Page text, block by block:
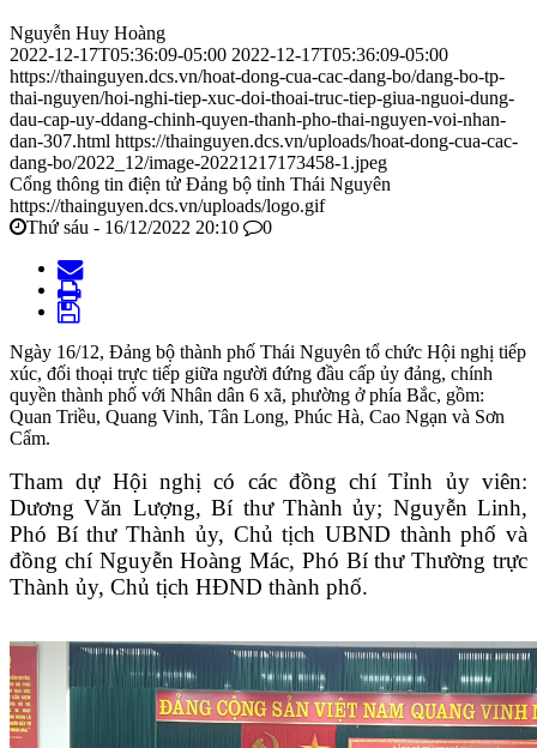
Nguyễn Huy Hoàng
2022-12-17T05:36:09-05:00 2022-12-17T05:36:09-05:00
https://thainguyen.dcs.vn/hoat-dong-cua-cac-dang-bo/dang-bo-tp-
thai-nguyen/hoi-nghi-tiep-xuc-doi-thoai-truc-tiep-giua-nguoi-dung-
dau-cap-uy-ddang-chinh-quyen-thanh-pho-thai-nguyen-voi-nhan-
dan-307.html https://thainguyen.dcs.vn/uploads/hoat-dong-cua-cac-
dang-bo/2022_12/image-20221217173458-1.jpeg
Cổng thông tin điện tử Đảng bộ tỉnh Thái Nguyên
https://thainguyen.dcs.vn/uploads/logo.gif
Thứ sáu - 16/12/2022 20:10
0
Ngày 16/12, Đảng bộ thành phố Thái Nguyên tổ chức Hội nghị tiếp
xúc, đối thoại trực tiếp giữa người đứng đầu cấp ủy đảng, chính
quyền thành phố với Nhân dân 6 xã, phường ở phía Bắc, gồm:
Quan Triều, Quang Vinh, Tân Long, Phúc Hà, Cao Ngạn và Sơn
Cẩm.
Tham dự Hội nghị có các đồng chí Tỉnh ủy viên:
Dương Văn Lượng, Bí thư Thành ủy; Nguyễn Linh,
Phó Bí thư Thành ủy, Chủ tịch UBND thành phố và
đồng chí Nguyễn Hoàng Mác, Phó Bí thư Thường trực
Thành ủy, Chủ tịch HĐND thành phố.